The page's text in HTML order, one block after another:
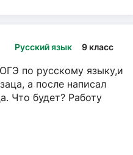
Русский язык 9 класс
по русскому языку,и
а после написал
Что будет? Работу